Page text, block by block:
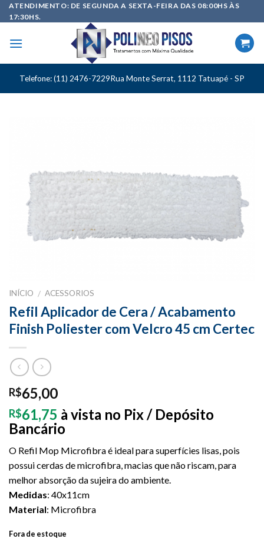
Skip
to
ATENDIMENTO: DE SEGUNDA A SEXTA-FEIRA DAS 08:00HS ÀS
17:30HS.
Telefone: (11) 2476-7229Rua Monte Serrat, 1112 Tatuapé - SP
INÍCIO / ACESSORIOS
Refil Aplicador de Cera / Acabamento
Finish Poliester com Velcro 45 cm Certec
R$65,00
R$61,75 à vista no Pix / Depósito
Bancário
O Refil Mop Microfibra é ideal para superfícies lisas, pois
possui cerdas de microfibra, macias que não riscam, para
melhor absorção da sujeira do ambiente.
Medidas: 40x11cm
Material: Microfibra
Fora de estoque